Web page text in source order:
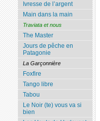
Ivresse de l’argent
Main dans la main
Traviata et nous
The Master
Jours de pêche en
Patagonie
La Garçonnière
Foxfire
Tango libre
Tabou
Le Noir (te) vous va si
bien